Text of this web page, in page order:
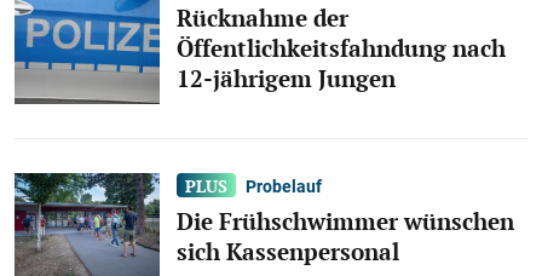
Rücknahme der
Öffentlichkeitsfahndung nach
12-jährigem Jungen
Probelauf
Die Frühschwimmer wünschen
sich Kassenpersonal